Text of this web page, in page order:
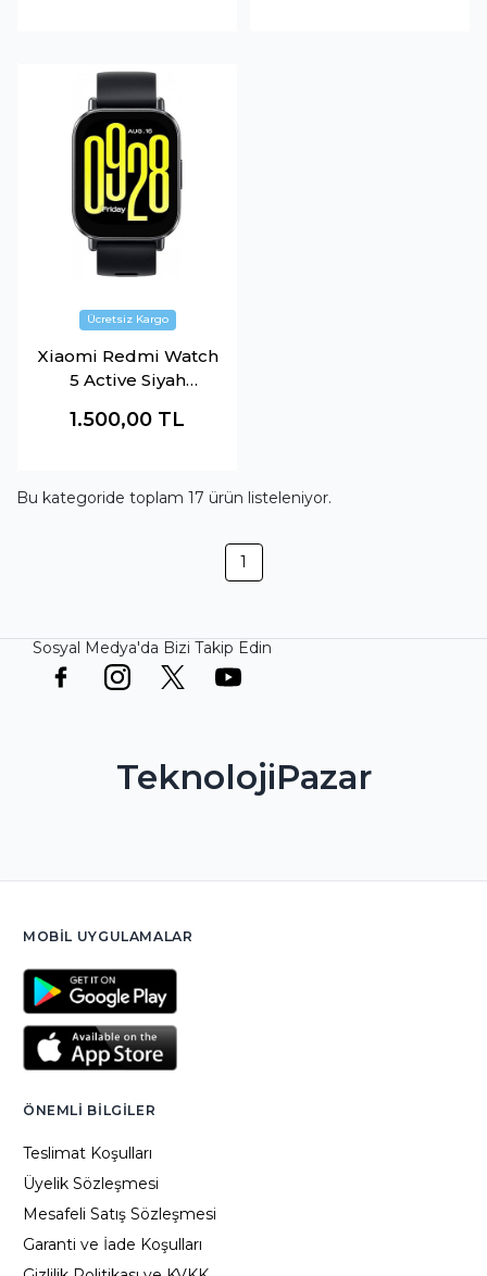
Xiaomi Redmi Watch
5 Active Siyah
1.500,00 TL
Bu kategoride toplam 17 ürün listeleniyor.
1
Sosyal Medya'da Bizi Takip Edin
TeknolojiPazar
MOBIL UYGULAMALAR
ÖNEMLI BILGILER
Teslimat Koşulları
Üyelik Sözleşmesi
Mesafeli Satış Sözleşmesi
Garanti ve İade Koşulları